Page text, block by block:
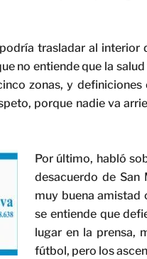
trasladar al interior
no entiende que la
zonas, y definiciones
porque nadie va
Por último, habló
desacuerdo de San
muy buena amistad
se entiende que
lugar en la prensa,
fútbol, pero los